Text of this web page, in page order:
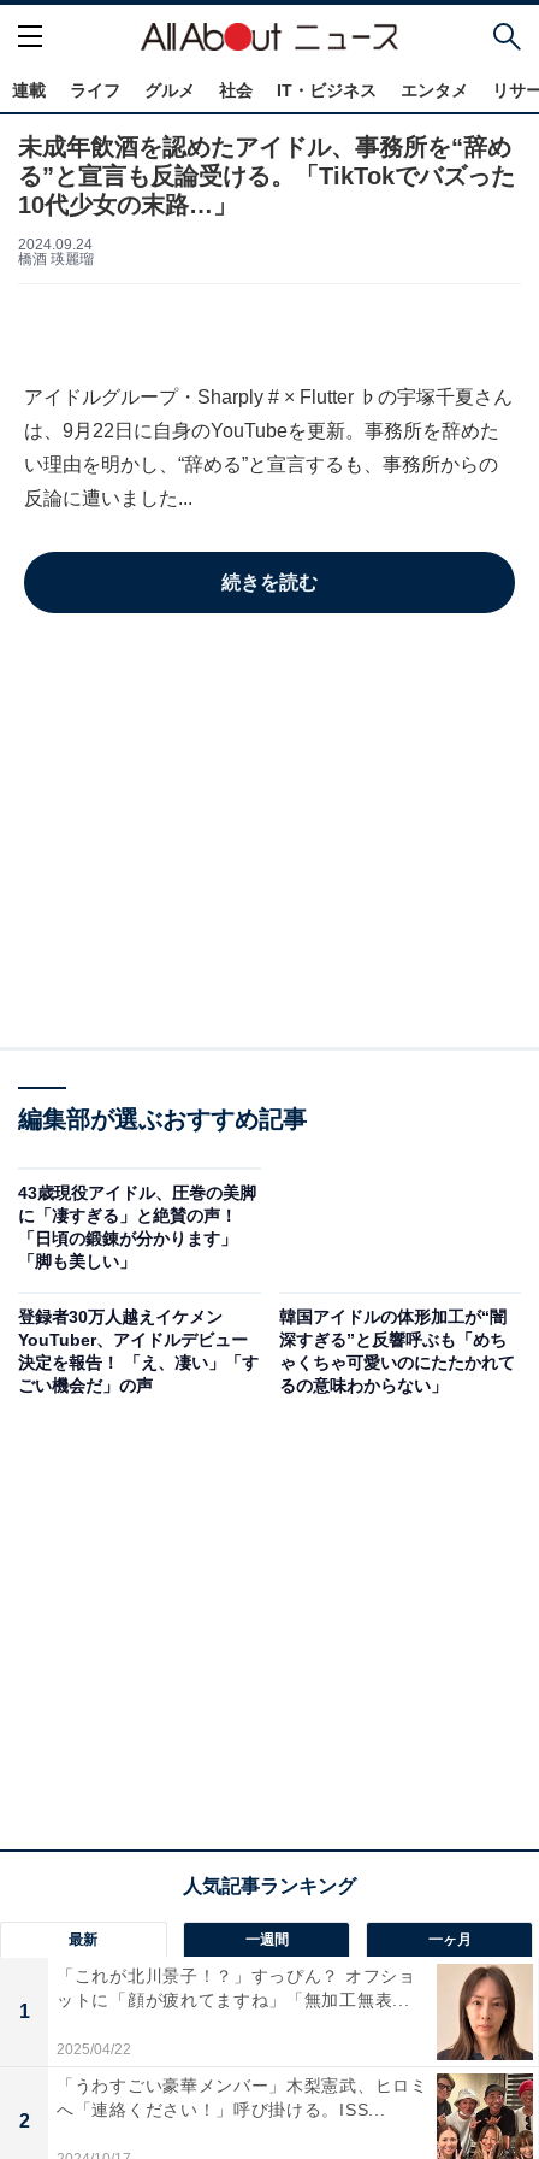
連載 ライフ グルメ 社会 IT・ビジネス エンタメ リサ
未成年飲酒を認めたアイドル、事務所を“辞め
る”と宣言も反論受ける。「TikTokでバズった
10代少女の末路…」
2024.09.24
橋酒 瑛麗瑠
アイドルグループ・Sharply # × Flutter ♭の宇塚千夏さん
は、9月22日に自身のYouTubeを更新。事務所を辞めた
い理由を明かし、“辞める”と宣言するも、事務所からの
反論に遭いました...
続きを読む
編集部が選ぶおすすめ記事
43歳現役アイドル、圧巻の美脚
に「凄すぎる」と絶賛の声！
「日頃の鍛錬が分かります」
「脚も美しい」
登録者30万人越えイケメン
YouTuber、アイドルデビュー
決定を報告！ 「え、凄い」「す
ごい機会だ」の声
韓国アイドルの体形加工が“闇
深すぎる”と反響呼ぶも「めち
ゃくちゃ可愛いのにたたかれて
るの意味わからない」
最新 一週間 一ヶ月
1
「これが北川景子！？」すっぴん？ オフショ
ットに「顔が疲れてますね」「無加工無表...
2025/04/22
2
「うわすごい豪華メンバー」木梨憲武、ヒロミ
へ「連絡ください！」呼び掛ける。ISS...